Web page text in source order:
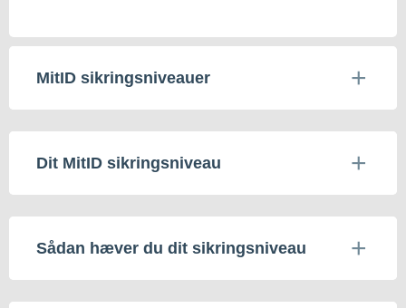
MitID sikringsniveauer
Dit MitID sikringsniveau
Sådan hæver du dit sikringsniveau